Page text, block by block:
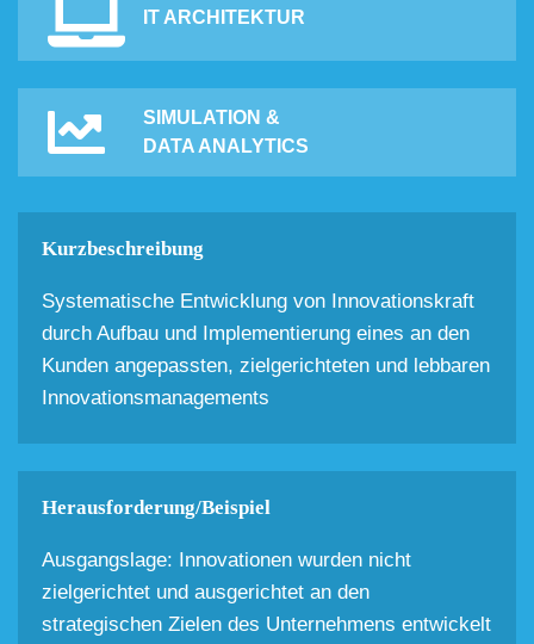
IT ARCHITEKTUR
SIMULATION &
DATA ANALYTICS
Kurzbeschreibung
Systematische Entwicklung von Innovationskraft
durch Aufbau und Implementierung eines an den
Kunden angepassten, zielgerichteten und lebbaren
Innovationsmanagements
Herausforderung/Beispiel
Ausgangslage: Innovationen wurden nicht
zielgerichtet und ausgerichtet an den
strategischen Zielen des Unternehmens entwickelt